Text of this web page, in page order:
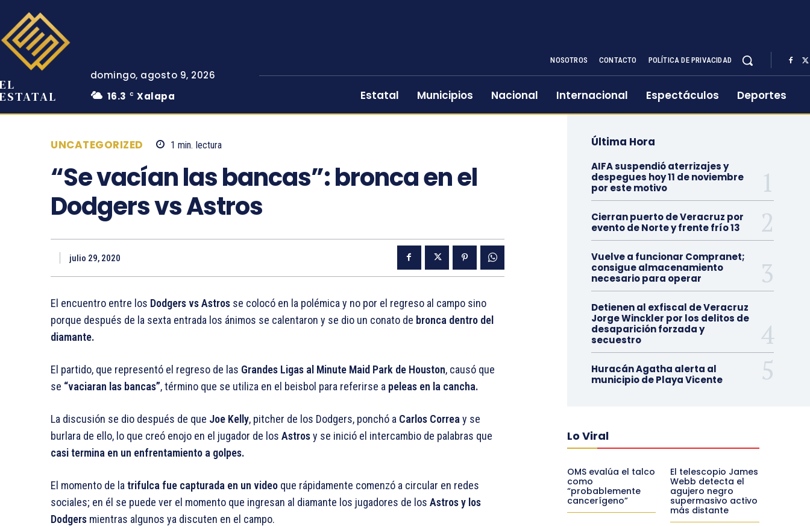
EL
ESTATAL
domingo, agosto 9, 2026
16.3
C Xalapa
NOSOTROS CONTACTO POLÍTICA DE PRIVACIDAD
Estatal Municipios Nacional Internacional Espectáculos Deportes
UNCATEGORIZED 1 min. lectura
“Se vacían las bancas”: bronca en el
Dodgers vs Astros
julio 29, 2020
El encuentro entre los Dodgers vs Astros se colocó en la polémica y no por el regreso al campo sino
porque después de la sexta entrada los ánimos se calentaron y se dio un conato de bronca dentro del
diamante.
El partido, que representó el regreso de las Grandes Ligas al Minute Maid Park de Houston, causó que
se “vaciaran las bancas”, término que se utiliza en el beisbol para referirse a peleas en la cancha.
La discusión se dio después de que Joe Kelly, pitcher de los Dodgers, ponchó a Carlos Correa y se
burlara de ello, lo que creó enojo en el jugador de los Astrosy se inició el intercambio de palabras que
casi termina en un enfrentamiento a golpes.
El momento de la trifulca fue capturada en un video que rápidamente comenzó a circular en redes
sociales; en él se puede ver el momento que ingresan al diamante los jugadores de los Astros y los
Dodgers mientras algunos ya discuten en el campo.
Última Hora
AIFA suspendió aterrizajes y
despegues hoy 11 de noviembre
por este motivo
Cierran puerto de Veracruz por
evento de Norte y frente frío 13
Vuelve a funcionar Compranet;
consigue almacenamiento
necesario para operar
Detienen al exfiscal de Veracruz
Jorge Winckler por los delitos de
desaparición forzada y
secuestro
Huracán Agatha alerta al
municipio de Playa Vicente
Lo Viral
OMS evalúa el talco
como
“probablemente
cancerígeno”
El telescopio James
Webb detecta el
agujero negro
supermasivo activo
más distante